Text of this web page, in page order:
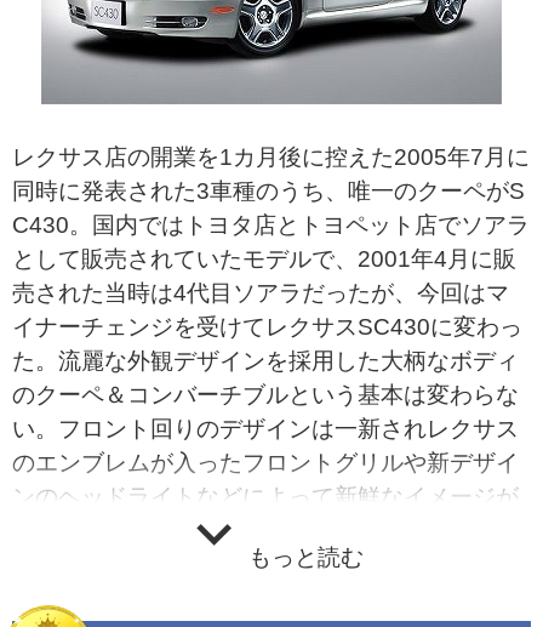
レクサス店の開業を1カ月後に控えた2005年7月に
同時に発表された3車種のうち、唯一のクーペがS
C430。国内ではトヨタ店とトヨペット店でソアラ
として販売されていたモデルで、2001年4月に販
売された当時は4代目ソアラだったが、今回はマ
イナーチェンジを受けてレクサスSC430に変わっ
た。流麗な外観デザインを採用した大柄なボディ
のクーペ＆コンバーチブルという基本は変わらな
い。フロント回りのデザインは一新されレクサス
のエンブレムが入ったフロントグリルや新デザイ
ンのヘッドライトなどによって新鮮なイメージが
演出されている。インテリア回りは本革や木目の
採用により、華やかさを感じさせる仕上がりだ。
もっと読む